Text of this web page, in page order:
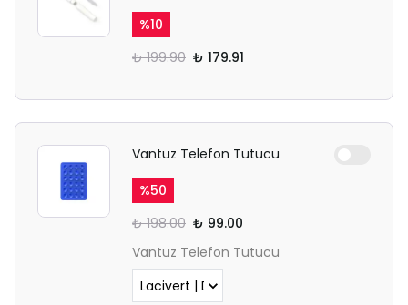
%10
₺ 199.90 ₺ 179.91
Vantuz Telefon Tutucu
%50
₺ 198.00 ₺ 99.00
Vantuz Telefon Tutucu